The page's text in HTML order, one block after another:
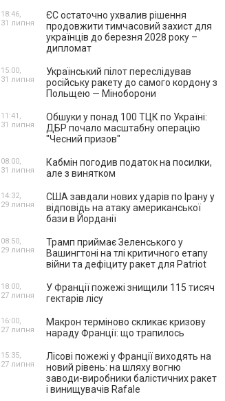
ЄС остаточно ухвалив рішення
продовжити тимчасовий захист для
українців до березня 2028 року –
дипломат
18:46,
31 липня
Український пілот переслідував
російську ракету до самого кордону з
Польщею — Міноборони
15:00,
31 липня
Обшуки у понад 100 ТЦК по Україні:
ДБР почало масштабну операцію
"Чесний призов"
11:41,
31 липня
Кабмін погодив податок на посилки,
але з винятком
08:00,
31 липня
США завдали нових ударів по Ірану у
відповідь на атаку американської
бази в Йорданії
14:32,
29 липня
Трамп приймає Зеленського у
Вашингтоні на тлі критичного етапу
війни та дефіциту ракет для Patriot
08:50,
29 липня
У Франції пожежі знищили 115 тисяч
гектарів лісу
18:00,
27 липня
Макрон терміново скликає кризову
нараду Франції: що трапилось
16:00,
27 липня
Лісові пожежі у Франції виходять на
новий рівень: на шляху вогню
заводи-виробники балістичних ракет
і винищувачів Rafale
15:35,
27 липня